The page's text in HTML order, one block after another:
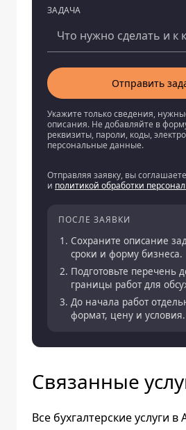
ЗАДАЧА
Отправить
Укажите только сведения,
описания. Не добавляйте в
реквизиты, пароли, коды,
персональные данные.
Отправляя заявку, вы
и политикой обработки
ПОСЛЕ ЗАЯВКИ
Сохраните описание
сроки и форму бизнеса.
Подготовьте перечень
границы работ для
До начала работ
формат, цену и условия.
Связанные
Все бухгалтерские услуги в